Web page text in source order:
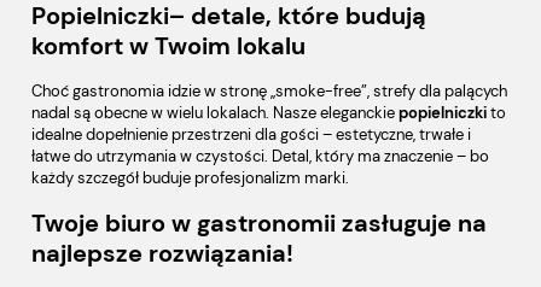
Popielniczki– detale, które budują
komfort w Twoim lokalu
Choć gastronomia idzie w stronę „smoke-free”, strefy dla palących
nadal są obecne w wielu lokalach. Nasze eleganckiepopielniczkito
idealne dopełnienie przestrzeni dla gości – estetyczne, trwałe i
łatwe do utrzymania w czystości. Detal, który ma znaczenie – bo
każdy szczegół buduje profesjonalizm marki.
Twoje biuro w gastronomii zasługuje na
najlepsze rozwiązania!